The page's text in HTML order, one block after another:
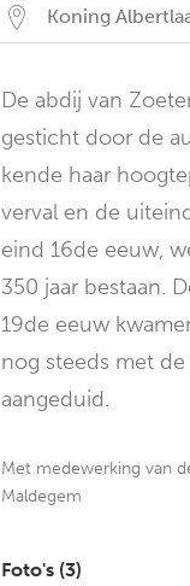
Koning
De abdij van
gesticht door de
kende haar
verval en de
eind 16de eeuw,
350 jaar bestaan.
19de eeuw
nog steeds met de
aangeduid.
Met medewerking van
Maldegem
Foto's (3)